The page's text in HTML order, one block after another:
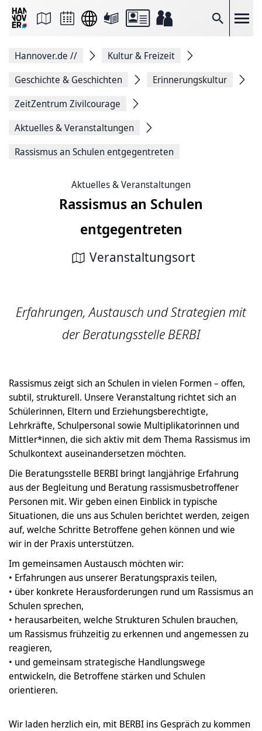
Suche
Seite
Facebook
teilen
Seitenlink
Seite
Hannover.de //
Kultur & Freizeit
Geschichte & Geschichten
Erinnerungskultur
ZeitZentrum Zivilcourage
Aktuelles & Veranstaltungen
Rassismus an Schulen entgegentreten
Aktuelles & Veranstaltungen
Rassismus an Schulen
entgegentreten
Veranstaltungsort
Erfahrungen, Austausch und Strategien mit
der Beratungsstelle BERBI
Rassismus zeigt sich an Schulen in vielen Formen – offen,
subtil, strukturell. Unsere Veranstaltung richtet sich an
Schülerinnen, Eltern und Erziehungsberechtigte,
Lehrkräfte, Schulpersonal sowie Multiplikatorinnen und
Mittler*innen, die sich aktiv mit dem Thema Rassismus im
Schulkontext auseinandersetzen möchten.
Die Beratungsstelle BERBI bringt langjährige Erfahrung
aus der Begleitung und Beratung rassismusbetroffener
Personen mit. Wir geben einen Einblick in typische
Situationen, die uns aus Schulen berichtet werden, zeigen
auf, welche Schritte Betroffene gehen können und wie
wir in der Praxis unterstützen.
Im gemeinsamen Austausch möchten wir:
• Erfahrungen aus unserer Beratungspraxis teilen,
• über konkrete Herausforderungen rund um Rassismus an
Schulen sprechen,
• herausarbeiten, welche Strukturen Schulen brauchen,
um Rassismus frühzeitig zu erkennen und angemessen zu
reagieren,
• und gemeinsam strategische Handlungswege
entwickeln, die Betroffene stärken und Schulen
orientieren.
Wir laden herzlich ein, mit BERBI ins Gespräch zu kommen